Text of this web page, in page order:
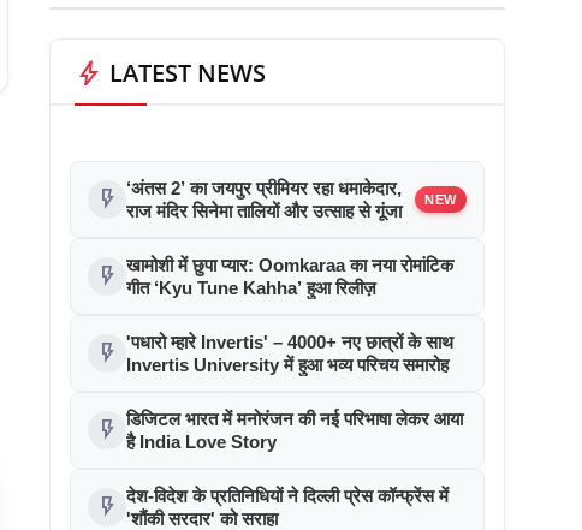
bolt LATEST NEWS
flash_on
‘अंतस 2’ का जयपुर प्रीमियर रहा धमाकेदार,
राज मंदिर सिनेमा तालियों और उत्साह से गूंजा
NEW
flash_on खामोशी में छुपा प्यार: Oomkaraa का नया रोमांटिक
गीत ‘Kyu Tune Kahha’ हुआ रिलीज़
flash_on 'पधारो म्हारे Invertis' – 4000+ नए छात्रों के साथ
Invertis University में हुआ भव्य परिचय समारोह
flash_on डिजिटल भारत में मनोरंजन की नई परिभाषा लेकर आया
है India Love Story
flash_on देश-विदेश के प्रतिनिधियों ने दिल्ली प्रेस कॉन्फ्रेंस में
'शौंकी सरदार' को सराहा